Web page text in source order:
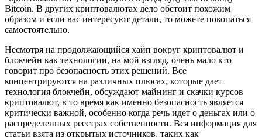
Bitcoin. В других криптовалютах дело обстоит похожим
образом и если вас интересуют детали, то можете покопаться
самостоятельно.
Несмотря на продолжающийся хайп вокруг криптовалют и
блокчейн как технологии, на мой взгляд, очень мало кто
говорит про безопасность этих решений. Все
концентрируются на различных плюсах, которые дает
технология блокчейн, обсуждают майнинг и скачки курсов
криптовалют, в то время как именно безопасность является
критически важной, особенно когда речь идет о деньгах или о
распределенных реестрах собственности. Вся информация для
статьи взята из открытых источников, таких как